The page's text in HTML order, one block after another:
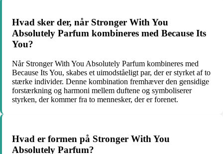
Hvad sker der, når Stronger With You
Absolutely Parfum kombineres med Because Its
You?
Når Stronger With You Absolutely Parfum kombineres med
Because Its You, skabes et uimodståeligt par, der er styrket af to
stærke individer. Denne kombination fremhæver den gensidige
forstærkning og harmoni mellem duftene og symboliserer
styrken, der kommer fra to mennesker, der er forenet.
Hvad er formen på Stronger With You
Absolutely Parfum?